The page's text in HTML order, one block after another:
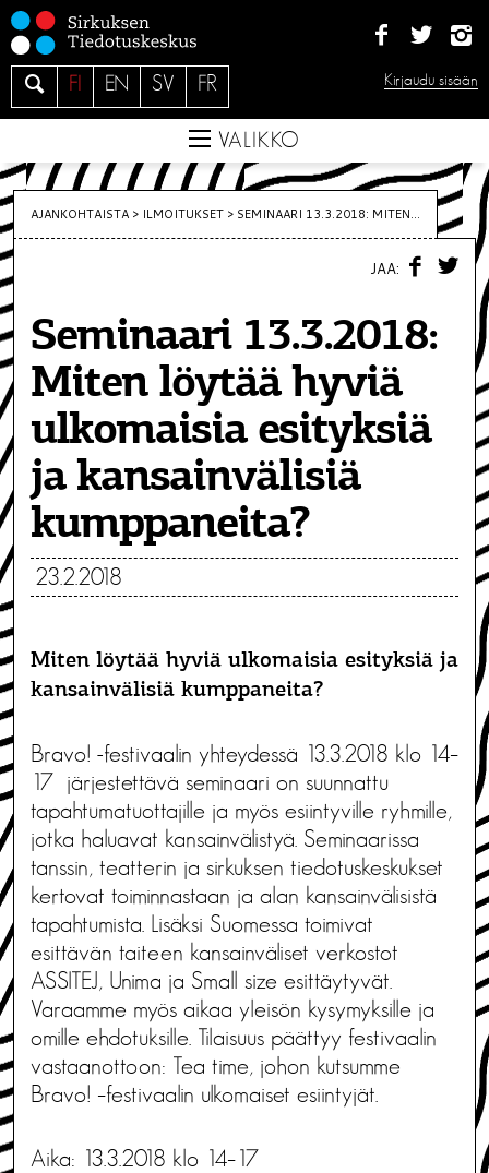
r
s
i
s
ä
ö
ö
n
a
FI EN SV FR Kirjaudu sisään
VALIKKO
AJANKOHTAISTA > ILMOITUKSET > SEMINAARI 13.3.2018: MITEN...
Seminaari 13.3.2018:
Miten löytää hyviä
ulkomaisia esityksiä
ja kansainvälisiä
kumppaneita?
23.2.2018
JAA:
F
A
B
O
Miten löytää hyviä ulkomaisia esityksiä ja
kansainvälisiä kumppaneita?
Bravo! -festivaalin yhteydessä 13.3.2018 klo 14–
17 järjestettävä seminaari on suunnattu
tapahtumatuottajille ja myös esiintyville ryhmille,
jotka haluavat kansainvälistyä. Seminaarissa
tanssin, teatterin ja sirkuksen tiedotuskeskukset
kertovat toiminnastaan ja alan kansainvälisistä
tapahtumista. Lisäksi Suomessa toimivat
esittävän taiteen kansainväliset verkostot
ASSITEJ, Unima ja Small size esittäytyvät.
Varaamme myös aikaa yleisön kysymyksille ja
omille ehdotuksille. Tilaisuus päättyy festivaalin
vastaanottoon: Tea time, johon kutsumme
Bravo! –festivaalin ulkomaiset esiintyjät.
Aika: 13.3.2018 klo 14–17